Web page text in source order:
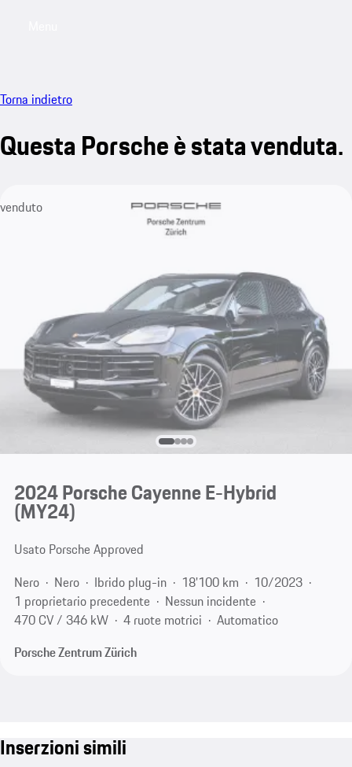
Torna indietro
Questa Porsche è stata venduta.
venduto
2024 Porsche Cayenne E-Hybrid
(MY24)
Usato Porsche Approved
Nero
Nero Ibrido plug-in 18'100 km
10/2023
1 proprietario precedente
Nessun incidente
470 CV / 346 kW
4 ruote motrici
Automatico
Porsche Zentrum Zürich
Inserzioni simili